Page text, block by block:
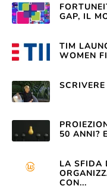
GAP, IL
TIM
WOMEN
50 ANNI?
LA SFIDA
CON...